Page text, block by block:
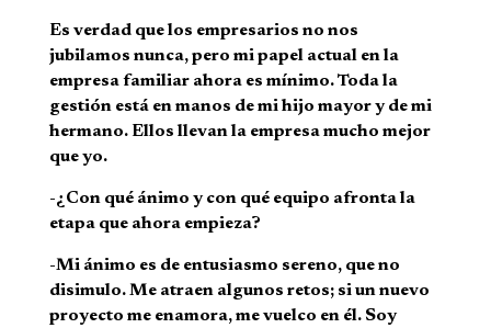
Es verdad que los empresarios no nos
jubilamos nunca, pero mi papel actual en la
empresa familiar ahora es mínimo. Toda la
gestión está en manos de mi hijo mayor y de mi
hermano. Ellos llevan la empresa mucho mejor
que yo.
-¿Con qué ánimo y con qué equipo afronta la
etapa que ahora empieza?
-Mi ánimo es de entusiasmo sereno, que no
disimulo. Me atraen algunos retos; si un nuevo
proyecto me enamora, me vuelco en él. Soy